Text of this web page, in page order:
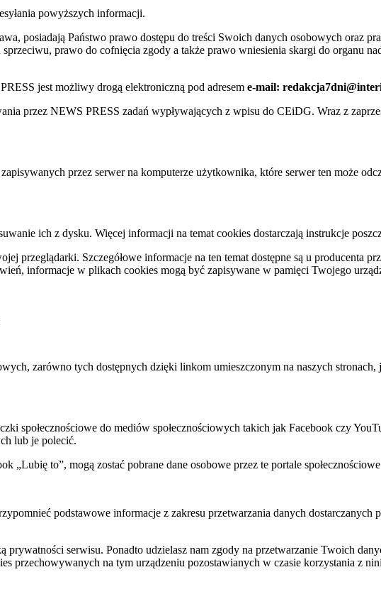
powyższych informacji.
posiadają Państwo prawo dostępu do treści Swoich danych osobowych oraz
prawo do cofnięcia zgody a także prawo wniesienia skargi do organu
jest możliwy drogą elektroniczną pod adresem e-mail:
przez NEWS PRESS zadań wypływających z wpisu do CEiDG. Wraz z
przez serwer na komputerze użytkownika, które serwer ten może
ich z dysku. Więcej informacji na temat cookies dostarczają instrukcje
przeglądarki. Szczegółowe informacje na ten temat dostępne są u producenta
informacje w plikach cookies mogą być zapisywane w pamięci Twojego
zarówno tych dostępnych dzięki linkom umieszczonym na naszych
społecznościowe do mediów społecznościowych takich jak Facebook czy
lub je polecić.
to”, mogą zostać pobrane dane osobowe przez te portale
podstawowe informacje z zakresu przetwarzania danych dostarczanych
prywatności serwisu. Ponadto udzielasz nam zgody na przetwarzanie Twoich
przechowywanych na tym urządzeniu pozostawianych w czasie korzystania z